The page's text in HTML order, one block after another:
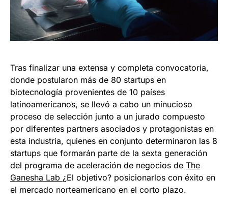
Tras finalizar una extensa y completa convocatoria,
donde postularon más de 80 startups en
biotecnología provenientes de 10 países
latinoamericanos, se llevó a cabo un minucioso
proceso de selección junto a un jurado compuesto
por diferentes partners asociados y protagonistas en
esta industria, quienes en conjunto determinaron las 8
startups que formarán parte de la sexta generación
del programa de aceleración de negocios de The
Ganesha Lab ¿El objetivo? posicionarlos con éxito en
el mercado norteamericano en el corto plazo.